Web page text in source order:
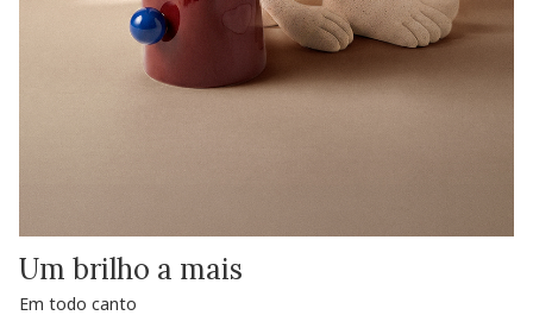
Um brilho a mais
Em todo canto